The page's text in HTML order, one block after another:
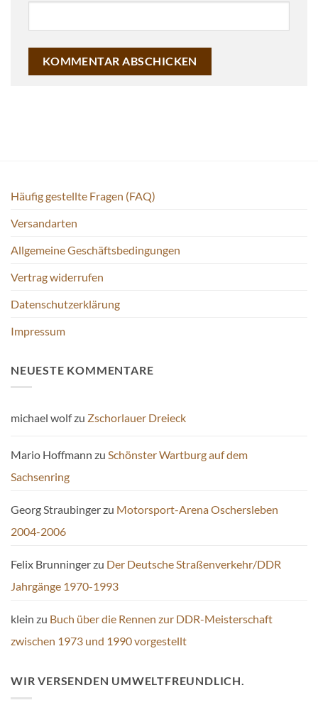
Häufig gestellte Fragen (FAQ)
Versandarten
Allgemeine Geschäftsbedingungen
Vertrag widerrufen
Datenschutzerklärung
Impressum
NEUESTE KOMMENTARE
michael wolfzu Zschorlauer Dreieck
Mario Hoffmann zu Schönster Wartburg auf dem
Sachsenring
Georg Straubingerzu Motorsport-Arena Oschersleben
2004-2006
Felix Brunningerzu Der Deutsche Straßenverkehr/DDR
Jahrgänge 1970-1993
klein zu Buch über die Rennen zur DDR-Meisterschaft
zwischen 1973 und 1990 vorgestellt
WIR VERSENDEN UMWELTFREUNDLICH.